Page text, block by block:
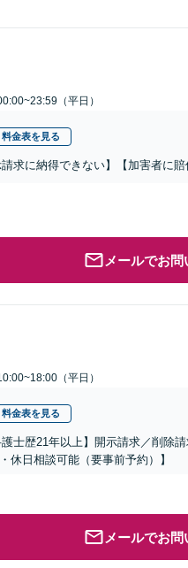
（平日）
料金表を見る
求に納得できない】【加害者に賠
メールでお
（平日）
料金表を見る
士歴21年以上】開示請求／削除
休日相談可能（要事前予約）】
メールでお